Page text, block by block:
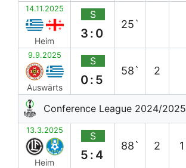
14.11.2025
Heim
S
3:0
25`
9.9.2025
Auswärts
S
0:5
58` 2
Conference League 2024/2025
13.3.2025
Heim
S
5:4
88` 2 1